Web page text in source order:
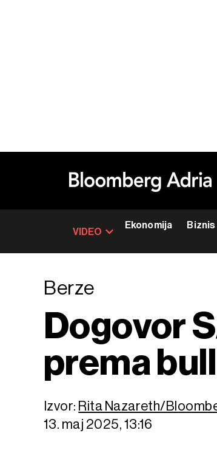
VIDEO
Ekonomija Biznis
Berze
Dogovor
prema
Izvor: Rita Nazareth/
13. maj 2025, 13:16